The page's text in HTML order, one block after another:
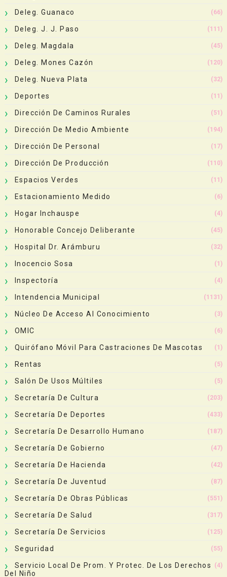
Deleg. Guanaco (66)
Deleg. J. J. Paso (111)
Deleg. Magdala (45)
Deleg. Mones Cazón (120)
Deleg. Nueva Plata (32)
Deportes (11)
Dirección De Caminos Rurales (51)
Dirección De Medio Ambiente (194)
Dirección De Personal (17)
Dirección De Producción (110)
Espacios Verdes (11)
Estacionamiento Medido (6)
Hogar Inchauspe (4)
Honorable Concejo Deliberante (45)
Hospital Dr. Arámburu (32)
Inocencio Sosa (1)
Inspectoría (4)
Intendencia Municipal (1131)
Núcleo De Acceso Al Conocimiento (3)
OMIC (6)
Quirófano Móvil Para Castraciones De Mascotas (1)
Rentas (5)
Salón De Usos Múltiles (5)
Secretaría De Cultura (203)
Secretaría De Deportes (433)
Secretaría De Desarrollo Humano (187)
Secretaría De Gobierno (47)
Secretaría De Hacienda (42)
Secretaría De Juventud (87)
Secretaría De Obras Públicas (551)
Secretaría De Salud (317)
Secretaría De Servicios (125)
Seguridad (55)
Servicio Local De Prom. Y Protec. De Los Derechos
Del Niño
(4)